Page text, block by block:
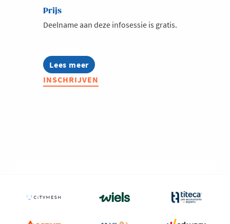
Prijs
Deelname aan deze infosessie is gratis.
Lees meer
about
Infosessie:
MBA
INSCHRIJVEN
Scale-ups
Starten
Supply Chain
Welzijn en gezondheidszorg